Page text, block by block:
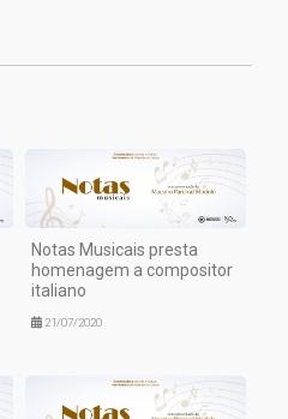
Notas Musicais presta
homenagem a compositor
italiano
21/07/2020